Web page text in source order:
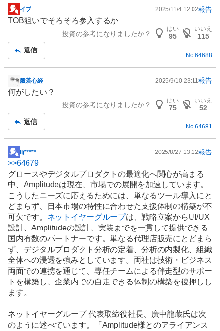
掲
示
事
イブ 2025/11/4 12:02報告
TOB狙いでそろそろ参入するか
投資の参考になりましたか？
はい
95
いいえ
115
返信
No. 64688
示
事
般若心経 2025/9/10 23:11 報告
何がしたい？
投資の参考になりましたか？
はい
75
いいえ
52
返信
No.64681
掲
示
板
記
事
​Ilj***** 2025/8/27 13:12報告
>>64679
グロースやデジタルプロダクトの最適化へ関心が高まる
中、Amplitudeは現在、市場での展開を加速しています。
こうしたニーズに応えるためには、単なるツール導入にと
どまらず、日本市場の特性に合わせた支援体制の構築が不
可欠です。 ネットイヤーグループは、戦略立案からUI/UX
設計、Amplitudeの設計、実装までを一貫して提供できる
国内有数のパートナーです。単なる代理店販売にとどまら
ず、デジタルプロダクト分析の定着、分析の内製化、組織
全体への浸透を強みとしています。両社は技術・ビジネス
両面での連携を通じて、専任チームによる伴走型のサポー
トを構築し、企業内での自走できる体制の構築を後押しし
ます。
ネットイヤーグループ 代表取締役社長、廣中龍蔵氏は次
のように述べています。「Amplitude様とのアライアンス